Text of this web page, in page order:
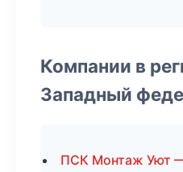
Компании в
Западный
ПСК Монтаж Уют